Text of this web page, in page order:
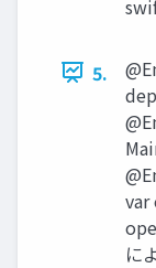
5.
var
に